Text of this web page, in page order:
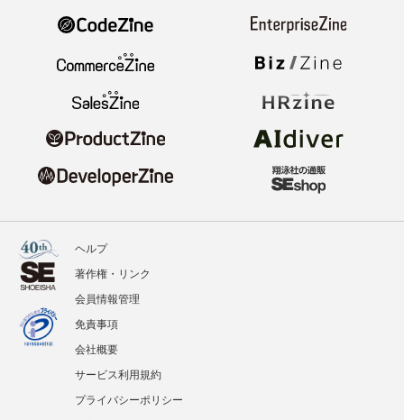
ヘルプ
著作権・リンク
会員情報管理
免責事項
会社概要
サービス利用規約
プライバシーポリシー